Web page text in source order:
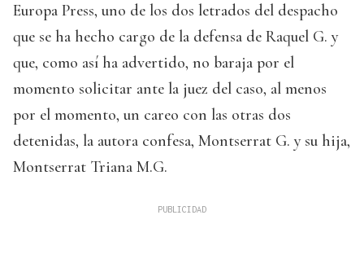
Europa Press, uno de los dos letrados del despacho
que se ha hecho cargo de la defensa de Raquel G. y
que, como así ha advertido, no baraja por el
momento solicitar ante la juez del caso, al menos
por el momento, un careo con las otras dos
detenidas, la autora confesa, Montserrat G. y su hija,
Montserrat Triana M.G.